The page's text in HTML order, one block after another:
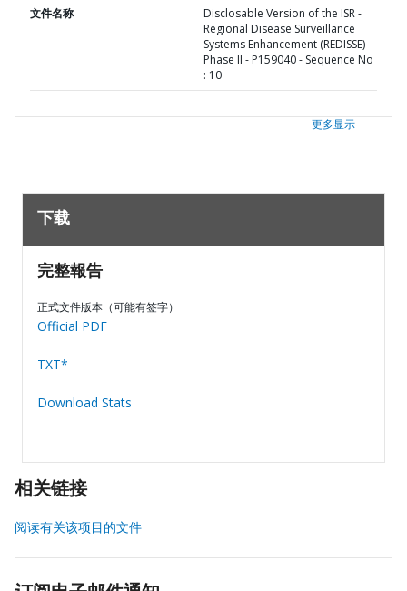
文件名称
Disclosable Version of the ISR -
Regional Disease Surveillance
Systems Enhancement (REDISSE)
Phase II - P159040 - Sequence No
: 10
更多显示
下载
完整報告
正式文件版本（可能有签字）
Official PDF
TXT*
Download Stats
相关链接
阅读有关该项目的文件